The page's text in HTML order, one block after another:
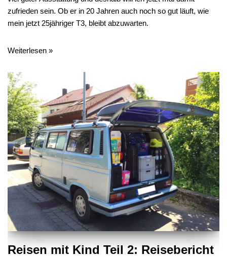
zufrieden sein. Ob er in 20 Jahren auch noch so gut läuft, wie
mein jetzt 25jähriger T3, bleibt abzuwarten.
Weiterlesen »
Reisen mit Kind Teil 2: Reisebericht